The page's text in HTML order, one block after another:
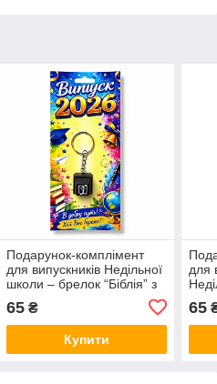
Подарунок-комплімент
для випускників Недільної
школи – брелок “Біблія” з
65₴
Купити
для
65